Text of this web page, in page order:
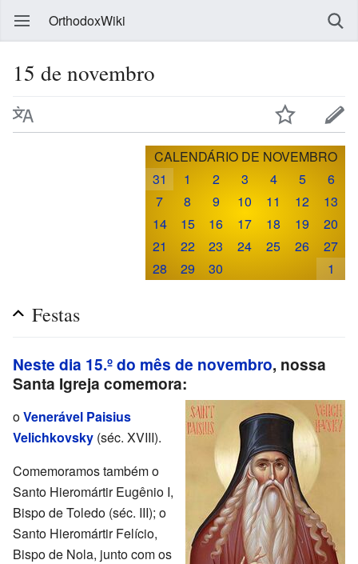
OrthodoxWiki
15 de novembro
CALENDÁRIO DE NOVEMBRO
31
1 2 3 4 5
6
7
8 9 10 11 12
13
14
15 16 17 18 19
20
21
22 23 24 25 26
27
28
29 30 1
Festas
Neste dia 15.º do mês de novembro, nossa
Santa Igreja comemora:
oVenerável Paisius
Velichkovsky (séc. XVIII).
Comemoramos também o
Santo Hieromártir Eugênio I,
Bispo de Toledo (séc. III); o
Santo Hieromártir Felício,
Bispo de Nola, junto com os